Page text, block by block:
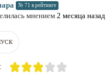
№ 71 в рейтинге
мнением 2 месяца назад